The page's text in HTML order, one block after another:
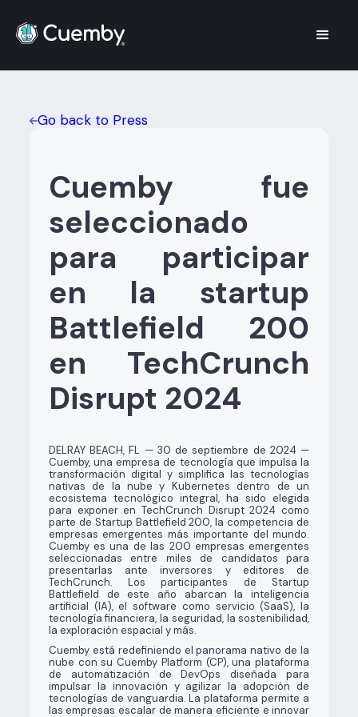
Go back to Press
Cuemby fue
seleccionado
para participar
en la startup
Battlefield 200
en TechCrunch
Disrupt 2024
DELRAY BEACH, FL — 30 de septiembre de 2024 —
Cuemby, una empresa de tecnología que impulsa la
transformación digital y simplifica las tecnologías
nativas de la nube y Kubernetes dentro de un
ecosistema tecnológico integral, ha sido elegida
para exponer en TechCrunch Disrupt 2024 como
parte de Startup Battlefield 200, la competencia de
empresas emergentes más importante del mundo.
Cuemby es una de las 200 empresas emergentes
seleccionadas entre miles de candidatos para
presentarlas ante inversores y editores de
TechCrunch. Los participantes de Startup
Battlefield de este año abarcan la inteligencia
artificial (IA), el software como servicio (SaaS), la
tecnología financiera, la seguridad, la sostenibilidad,
la exploración espacial y más.
Cuemby está redefiniendo el panorama nativo de la
nube con su Cuemby Platform (CP), una plataforma
de automatización de DevOps diseñada para
impulsar la innovación y agilizar la adopción de
tecnologías de vanguardia. La plataforma permite a
las empresas escalar de manera eficiente e innovar